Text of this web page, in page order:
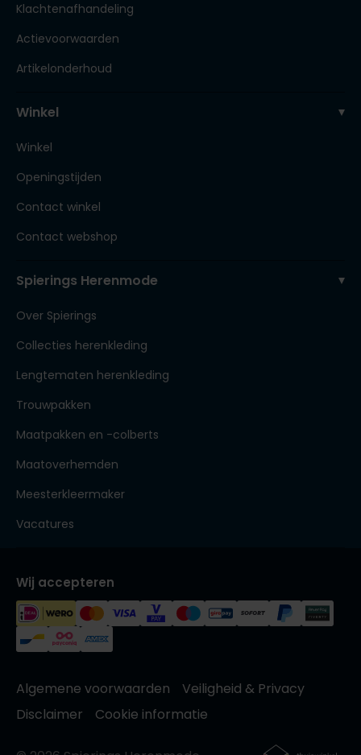
Klachtenafhandeling
Actievoorwaarden
Artikelonderhoud
Winkel
Winkel
Openingstijden
Contact winkel
Contact webshop
Spierings Herenmode
Over Spierings
Collecties herenkleding
Lengtematen herenkleding
Trouwpakken
Maatpakken en -colberts
Maatoverhemden
Meesterkleermaker
Vacatures
Wij accepteren
Algemene voorwaarden
Veiligheid & Privacy
Disclaimer
Cookie informatie